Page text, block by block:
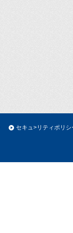
セキュ>リティポリシ